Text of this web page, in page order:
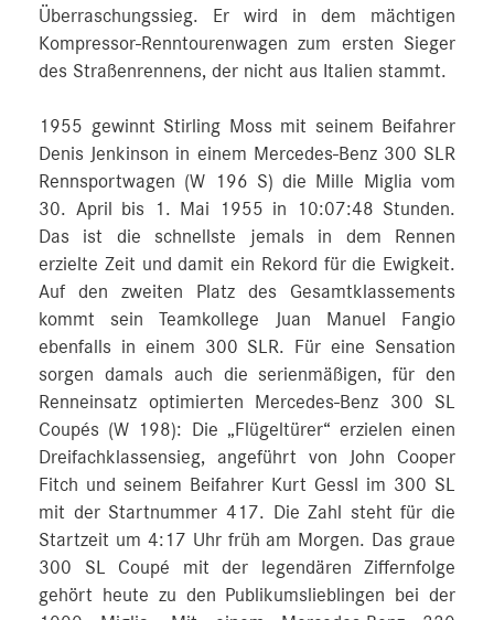
Überraschungssieg. Er wird in dem mächtigen
Kompressor-Renntourenwagen zum ersten Sieger
des Straßenrennens, der nicht aus Italien stammt.
1955 gewinnt Stirling Moss mit seinem Beifahrer
Denis Jenkinson in einem Mercedes-Benz 300 SLR
Rennsportwagen (W 196 S) die Mille Miglia vom
30. April bis 1. Mai 1955 in 10:07:48 Stunden.
Das ist die schnellste jemals in dem Rennen
erzielte Zeit und damit ein Rekord für die Ewigkeit.
Auf den zweiten Platz des Gesamtklassements
kommt sein Teamkollege Juan Manuel Fangio
ebenfalls in einem 300 SLR. Für eine Sensation
sorgen damals auch die serienmäßigen, für den
Renneinsatz optimierten Mercedes-Benz 300 SL
Coupés (W 198): Die „Flügeltürer“ erzielen einen
Dreifachklassensieg, angeführt von John Cooper
Fitch und seinem Beifahrer Kurt Gessl im 300 SL
mit der Startnummer 417. Die Zahl steht für die
Startzeit um 4:17 Uhr früh am Morgen. Das graue
300 SL Coupé mit der legendären Ziffernfolge
gehört heute zu den Publikumslieblingen bei der